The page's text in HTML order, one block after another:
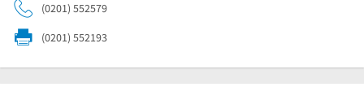
(0201) 552579
(0201) 552193